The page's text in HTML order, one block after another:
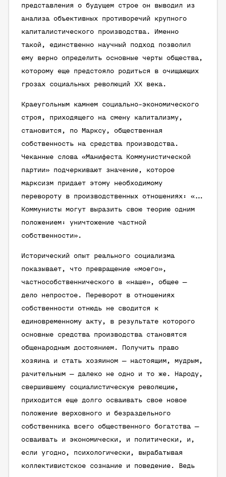
представления о будущем строе он выводил из
анализа объективных противоречий крупного
капиталистического производства. Именно
такой, единственно научный подход позволил
ему верно определить основные черты общества,
которому еще предстояло родиться в очищающих
грозах социальных революций XX века.
Краеугольным камнем социально-экономического
строя, приходящего на смену капитализму,
становится, по Марксу, общественная
собственность на средства производства.
Чеканные слова «Манифеста Коммунистической
партии» подчеркивают значение, которое
марксизм придает этому необходимому
перевороту в производственных отношениях: «…
Коммунисты могут выразить свою теорию одним
положением: уничтожение частной
собственности».
Исторический опыт реального социализма
показывает, что превращение «моего»,
частнособственнического в «наше», общее —
дело непростое. Переворот в отношениях
собственности отнюдь не сводится к
единовременному акту, в результате которого
основные средства производства становятся
общенародным достоянием. Получить право
хозяина и стать хозяином — настоящим, мудрым,
рачительным — далеко не одно и то же. Народу,
свершившему социалистическую революцию,
приходится еще долго осваивать свое новое
положение верховного и безраздельного
собственника всего общественного богатства —
осваивать и экономически, и политически, и,
если угодно, психологически, вырабатывая
коллективистское сознание и поведение. Ведь